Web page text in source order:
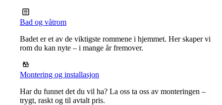
Bad og våtrom
Badet er et av de viktigste rommene i hjemmet. Her skaper vi
rom du kan nyte – i mange år fremover.
Montering og installasjon
Har du funnet det du vil ha? La oss ta oss av monteringen –
trygt, raskt og til avtalt pris.